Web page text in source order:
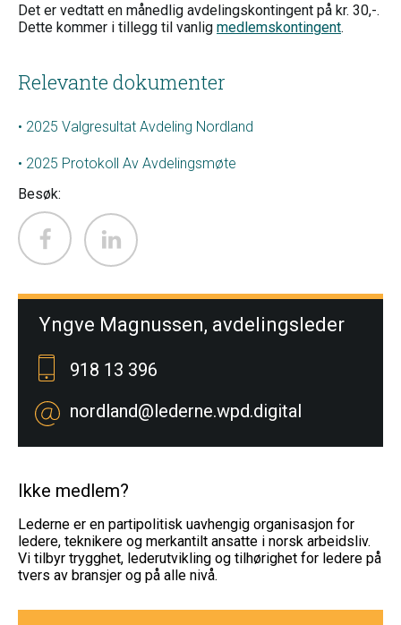
Det er vedtatt en månedlig avdelingskontingent på kr. 30,-.
Dette kommer i tillegg til vanlig medlemskontingent.
Relevante dokumenter
2025 Valgresultat Avdeling Nordland
2025 Protokoll Av Avdelingsmøte
Besøk:
Yngve Magnussen, avdelingsleder
918 13 396
nordland@lederne.wpd.digital
Ikke medlem?
Lederne er en partipolitisk uavhengig organisasjon for
ledere, teknikere og merkantilt ansatte i norsk arbeidsliv.
Vi tilbyr trygghet, lederutvikling og tilhørighet for ledere på
tvers av bransjer og på alle nivå.